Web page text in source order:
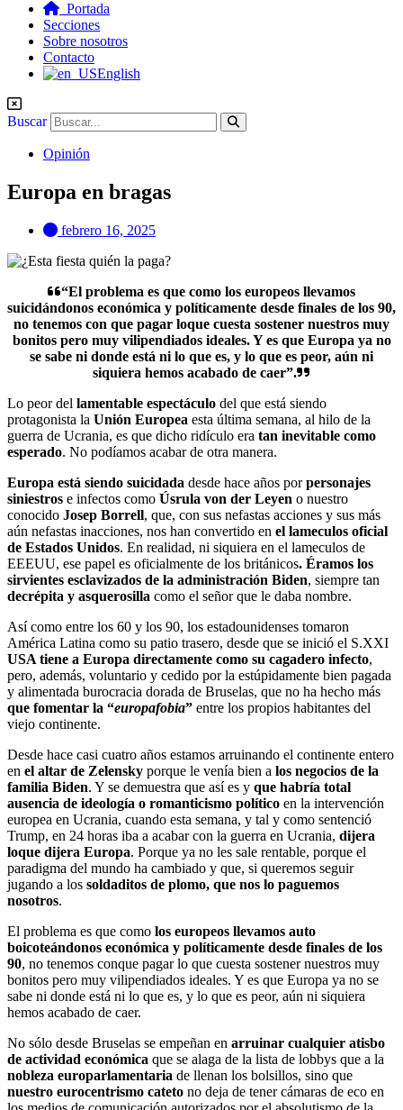
Portada
Secciones
Sobre nosotros
Contacto
English
Buscar
Opinión
Europa en bragas
febrero 16, 2025
“El problema es que como los europeos llevamos
suicidándonos económica y políticamente desde finales de los 90,
no tenemos con que pagar loque cuesta sostener nuestros muy
bonitos pero muy vilipendiados ideales. Y es que Europa ya no
se sabe ni donde está ni lo que es, y lo que es peor, aún ni
siquiera hemos acabado de caer”.
Lo peor del lamentable espectáculo del que está siendo
protagonista la Unión Europea esta última semana, al hilo de la
guerra de Ucrania, es que dicho ridículo era tan inevitable como
esperado. No podíamos acabar de otra manera.
Europa está siendo suicidada desde hace años porpersonajes
siniestros e infectos como Úsrula von der Leyen o nuestro
conocido Josep Borrell, que, con sus nefastas acciones y sus más
aún nefastas inacciones, nos han convertido en el lameculos oficial
de Estados Unidos. En realidad, ni siquiera en el lameculos de
EEEUU, ese papel es oficialmente de los británicos. Éramos los
sirvientes esclavizados de la administración Biden, siempre tan
decrépita y asquerosilla como el señor que le daba nombre.
Así como entre los 60 y los 90, los estadounidenses tomaron
América Latina como su patio trasero, desde que se inició el S.XXI
USA tiene a Europa directamente como su cagadero infecto,
pero, además, voluntario y cedido por la estúpidamente bien pagada
y alimentada burocracia dorada de Bruselas, que no ha hecho más
que fomentar la “europafobia” entre los propios habitantes del
viejo continente.
Desde hace casi cuatro años estamos arruinando el continente entero
en el altar de Zelensky porque le venía bien a los negocios de la
familia Biden. Y se demuestra que así es y que habría total
ausencia de ideología o romanticismo político en la intervención
europea en Ucrania, cuando esta semana, y tal y como sentenció
Trump, en 24 horas iba a acabar con la guerra en Ucrania, dijera
loque dijera Europa. Porque ya no les sale rentable, porque el
paradigma del mundo ha cambiado y que, si queremos seguir
jugando a los soldaditos de plomo, que nos lo paguemos
nosotros.
El problema es que como los europeos llevamos auto
boicoteándonos económica y políticamente desde finales de los
90, no tenemos conque pagar lo que cuesta sostener nuestros muy
bonitos pero muy vilipendiados ideales. Y es que Europa ya no se
sabe ni donde está ni lo que es, y lo que es peor, aún ni siquiera
hemos acabado de caer.
No sólo desde Bruselas se empeñan en arruinar cualquier atisbo
de actividad económica que se alaga de la lista de lobbys que a la
nobleza europarlamentaria de llenan los bolsillos, sino que
nuestro eurocentrismo cateto no deja de tener cámaras de eco en